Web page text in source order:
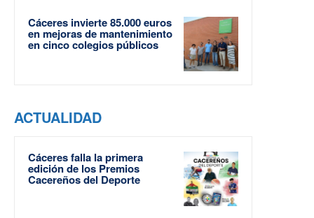
Cáceres invierte 85.000 euros
en mejoras de mantenimiento
en cinco colegios públicos
ACTUALIDAD
Cáceres falla la primera
edición de los Premios
Cacereños del Deporte